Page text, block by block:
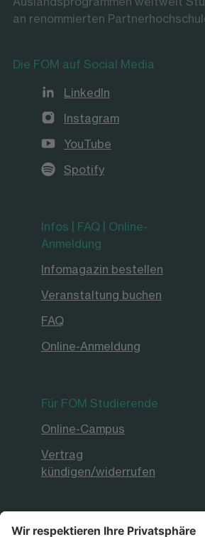
an renommierten
Die FOM auf Social Media
LinkedIn
Instagram
YouTube
Spotify
Infos | FAQ | Online-
Anmeldung
Infomagazin bestellen
Veranstaltung buchen
FAQ
Online-Anmeldung
Für FOM Studierende
Online-Campus
Vertrag
kündigen/widerrufen
FOM Hochschule